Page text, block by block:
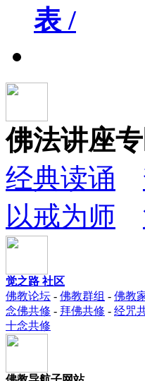
表 /
佛法讲座
经典读诵
以戒为师
觉之路 社区
佛教论坛 - 佛教群组 - 佛教
念佛共修 - 拜佛共修 - 经咒
十念共修